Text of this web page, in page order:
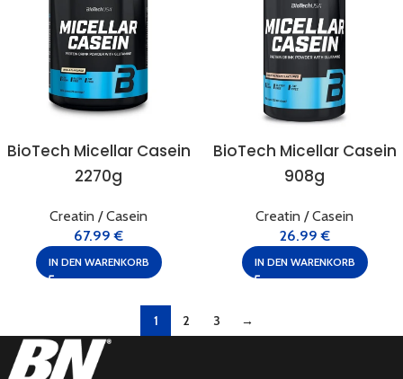
BioTech Micellar Casein
2270g
Creatin / Casein
67.99€
IN DEN WARENKORB
BioTech Micellar Casein
908g
Creatin / Casein
26.99€
IN DEN WARENKORB
1 2 3 →